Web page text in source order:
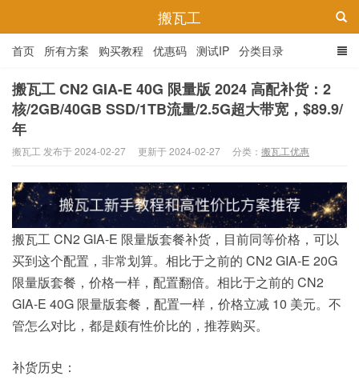
搬瓦工
首页 所有方案 购买教程 优惠码 测试IP 分类目录
搬瓦工 CN2 GIA-E 40G 限量版 2024 高配补货：2
核/2GB/40GB SSD/1TB流量/2.5G超大带宽，$89.9/
年
搬瓦工 发布于 2024-02-27 更新于 2024-02-27 分类： 搬瓦工优惠
搬瓦工 CN2 GIA-E 限量版套餐补货，目前同等价格，可以
买到这个配置，非常划算。相比于之前的 CN2 GIA-E 20G
限量版套餐，价格一样，配置翻倍。相比于之前的 CN2
GIA-E 40G 限量版套餐，配置一样，价格立减 10 美元。不
管怎么对比，都是颇有性价比的，推荐购买。
补货历史：